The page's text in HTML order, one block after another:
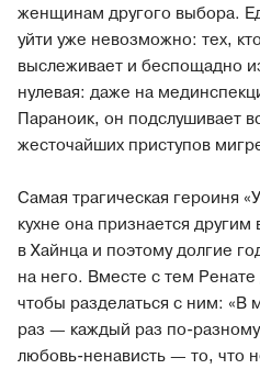
женщинам другого выбора.
уйти уже невозможно: тех,
выслеживает и беспощадно
нулевая: даже на
Параноик, он подслушивает
жесточайших приступов
Самая трагическая героиня
кухне она признается
в Хайнца и поэтому долгие
на него. Вместе с тем
чтобы разделаться с ним: «В
раз — каждый раз по-
любовь-ненависть — то, что